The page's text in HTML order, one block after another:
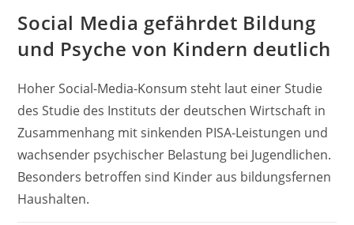
Social Media gefährdet Bildung
und Psyche von Kindern deutlich
Hoher Social-Media-Konsum steht laut einer Studie
des Studie des Instituts der deutschen Wirtschaft in
Zusammenhang mit sinkenden PISA-Leistungen und
wachsender psychischer Belastung bei Jugendlichen.
Besonders betroffen sind Kinder aus bildungsfernen
Haushalten.